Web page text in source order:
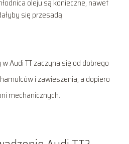
oleju są konieczne, nawet
się przesadą.
Audi TT zaczyna się od dobrego
i zawieszenia, a dopiero
mechanicznych.